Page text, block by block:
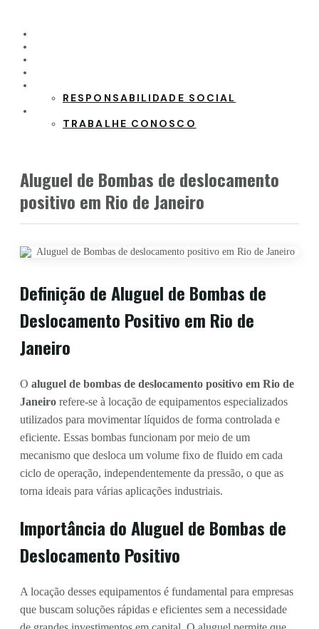
RESPONSABILIDADE SOCIAL
TRABALHE CONOSCO
Aluguel de Bombas de deslocamento
positivo em Rio de Janeiro
Definição de Aluguel de Bombas de
Deslocamento Positivo em Rio de
Janeiro
O aluguel de bombas de deslocamento positivo em Rio de
Janeiro refere-se à locação de equipamentos especializados
utilizados para movimentar líquidos de forma controlada e
eficiente. Essas bombas funcionam por meio de um
mecanismo que desloca um volume fixo de fluido em cada
ciclo de operação, independentemente da pressão, o que as
torna ideais para várias aplicações industriais.
Importância do Aluguel de Bombas de
Deslocamento Positivo
A locação desses equipamentos é fundamental para empresas
que buscam soluções rápidas e eficientes sem a necessidade